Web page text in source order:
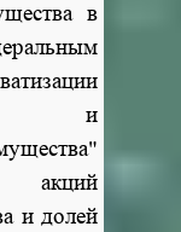
в
и
акций
и долей